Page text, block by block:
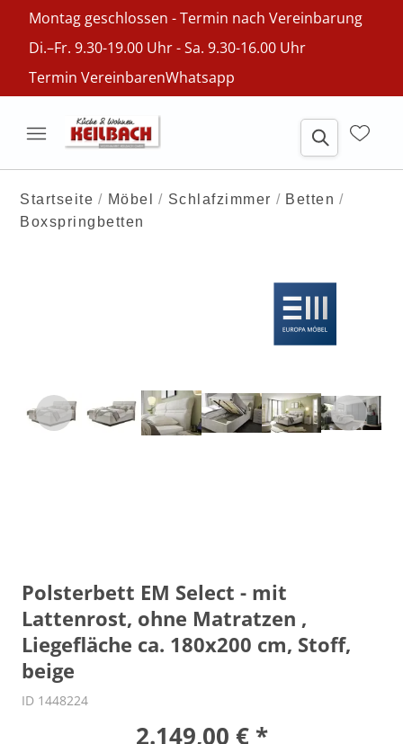
Montag geschlossen - Termin nach Vereinbarung
Di.–Fr. 9.30-19.00 Uhr - Sa. 9.30-16.00 Uhr
Termin VereinbarenWhatsapp
Startseite Möbel Schlafzimmer
Betten
Boxspringbetten
Polsterbett EM Select - mit
Lattenrost, ohne Matratzen ,
Liegefläche ca. 180x200 cm, Stoff,
beige
ID 1448224
2.149,00 € *